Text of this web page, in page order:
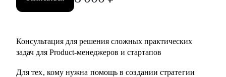
Консультация для решения сложных практических
задач для Product-менеджеров и стартапов
Для тех, кому нужна помощь в создании стратегии